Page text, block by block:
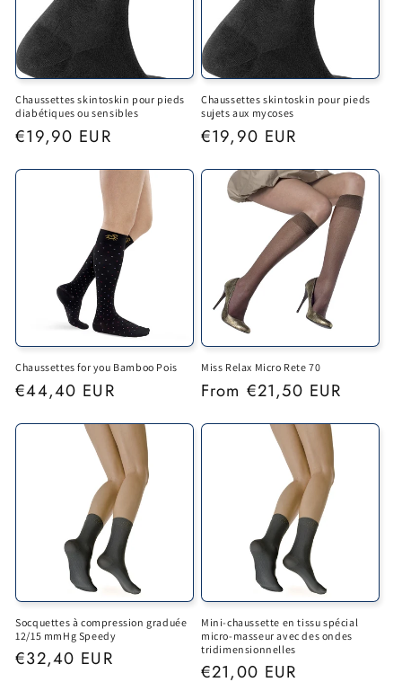
o
n
:
Chaussettes skintoskin pour pieds
diabétiques ou sensibles
Regular
€19,90 EUR
Chaussettes skintoskin pour pieds
sujets aux mycoses
Regular
€19,90 EUR
Chaussettes for you Bamboo Pois
Regular
€44,40 EUR
Miss Relax Micro Rete 70
Regular
From €21,50 EUR
Socquettes à compression graduée
12/15 mmHg Speedy
Regular
€32,40 EUR
Mini-chaussette en tissu spécial
micro-masseur avec des ondes
tridimensionnelles
Regular
€21,00 EUR